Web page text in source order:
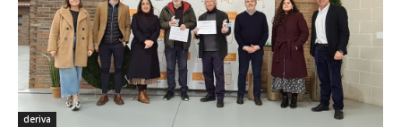
deriva